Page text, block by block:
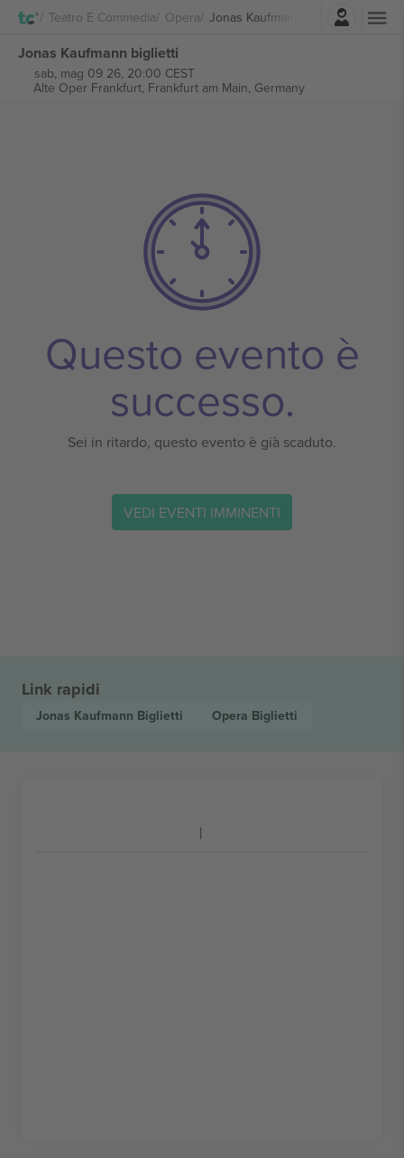
Teatro E Commedia Opera Jonas Kaufmann
Accesso
Jonas Kaufmann biglietti
sab, mag 09 26, 20:00 CEST
Alte Oper Frankfurt, Frankfurt am Main, Germany
Questo evento è
successo.
Sei in ritardo, questo evento è già scaduto.
VEDI EVENTI IMMINENTI
Link rapidi
Jonas Kaufmann Biglietti Opera Biglietti